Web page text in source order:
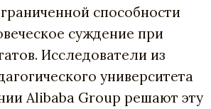
способности
суждение при
Исследователи из
университета
Alibaba Group решают эту